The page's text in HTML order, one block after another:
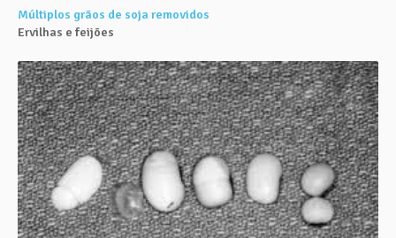
Múltiplos grãos de soja removidos
Ervilhas e feijões